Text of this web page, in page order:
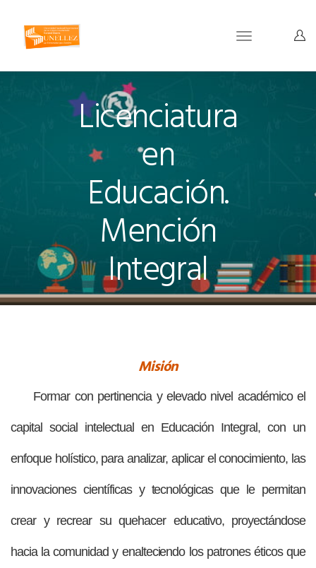
Toggle
Licenciatura
en
Educación.
Mención
Integral
Misión
Formar con pertinencia y elevado nivel académico el
capital social intelectual en Educación Integral, con un
enfoque holístico, para analizar, aplicar el conocimiento, las
innovaciones científicas y tecnológicas que le permitan
crear y recrear su quehacer educativo, proyectándose
hacia la comunidad y enalteciendo los patrones éticos que